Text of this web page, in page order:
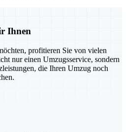
Ihnen
profitieren Sie von vielen
nur einen Umzugsservice, sondern
die Ihren Umzug noch